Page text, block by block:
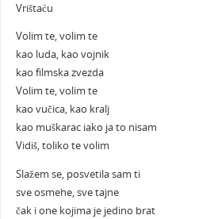
Vrištaću
Volim te, volim te
kao luda, kao vojnik
kao filmska zvezda
Volim te, volim te
kao vučica, kao kralj
kao muškarac iako ja to nisam
Vidiš, toliko te volim
Slažem se, posvetila sam ti
sve osmehe, sve tajne
čak i one kojima je jedino brat